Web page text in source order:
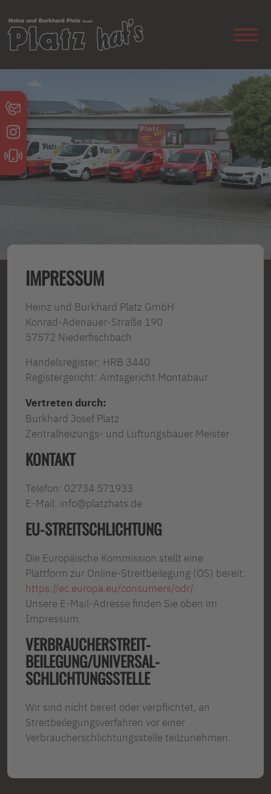
IMPRESSUM
Heinz und Burkhard Platz GmbH
Konrad-Adenauer-Straße 190
57572 Niederfischbach
Handelsregister: HRB 3440
Registergericht: Amtsgericht Montabaur
Vertreten durch:
Burkhard Josef Platz
Zentralheizungs- und Lüftungsbauer Meister
KONTAKT
Telefon: 02734 571933
E-Mail: info@platzhats.de
EU-STREITSCHLICHTUNG
Die Europäische Kommission stellt eine
Plattform zur Online-Streitbeilegung (OS) bereit:
https://ec.europa.eu/consumers/odr/
Unsere E-Mail-Adresse finden Sie oben im
Impressum.
VERBRAUCHER­STREIT­
BEILEGUNG/UNIVERSAL­
SCHLICHTUNGS­STELLE
Wir sind nicht bereit oder verpflichtet, an
Streitbeilegungsverfahren vor einer
Verbraucherschlichtungsstelle teilzunehmen.